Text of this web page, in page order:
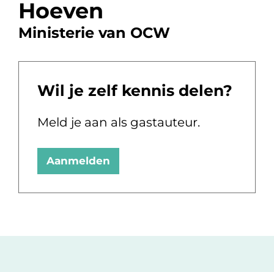
Hoeven
Ministerie van OCW
Wil je zelf kennis delen?
Meld je aan als gastauteur.
Aanmelden